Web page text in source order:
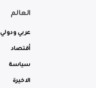
العالم
عربي ودولي
أقتصاد
سياسة
الاخيرة